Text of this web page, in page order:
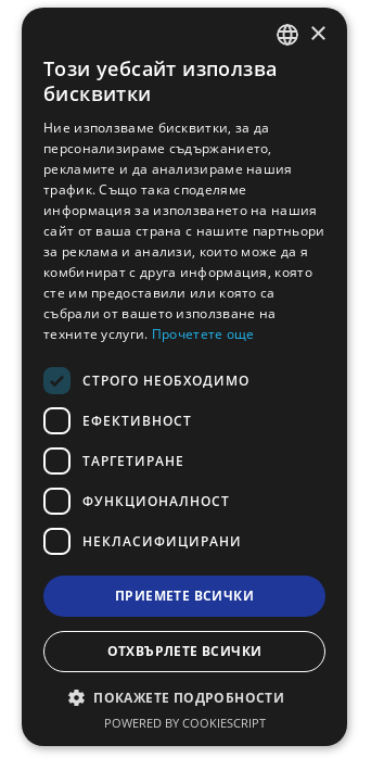
ENGLISH
FRENCH
ROMANIAN
TURKISH
×
Този уебсайт използва
бисквитки
Ние използваме бисквитки, за да
персонализираме съдържанието,
рекламите и да анализираме нашия
трафик. Също така споделяме
информация за използването на нашия
сайт от ваша страна с нашите партньори
за реклама и анализи, които може да я
комбинират с друга информация, която
сте им предоставили или която са
събрали от вашето използване на
техните услуги. Прочетете още
СТРОГО НЕОБХОДИМО
ЕФЕКТИВНОСТ
ТАРГЕТИРАНЕ
ФУНКЦИОНАЛНОСТ
НЕКЛАСИФИЦИРАНИ
ПРИЕМЕТЕ ВСИЧКИ
ОТХВЪРЛЕТЕ ВСИЧКИ
ПОКАЖЕТЕ ПОДРОБНОСТИ
POWERED BY COOKIESCRIPT